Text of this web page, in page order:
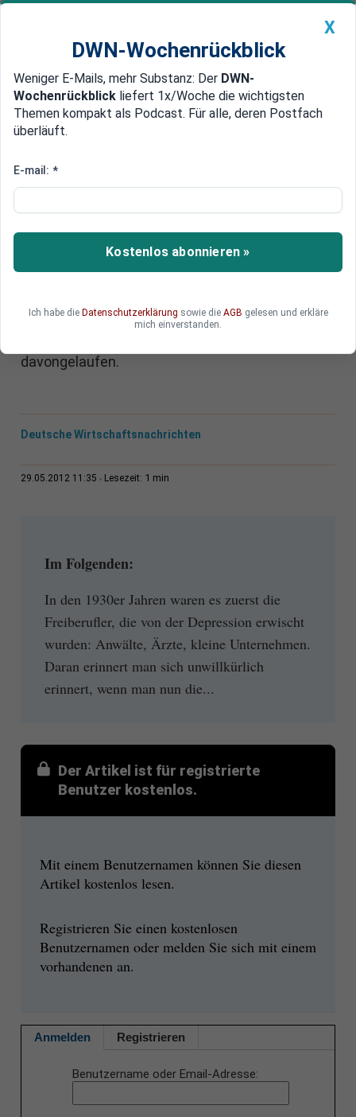
Newsticker MEIN DWN: Geldanlage Premium
Edelmetalle DWN-Magazin China
Branche fürchtet Folgen der Rezession
Dewey & Leboeuf: Größte Pleite
einer Anwaltskanzlei in der US-
Geschichte
Auch Anwaltskanzleien können Opfer ihrer
Leboeuf am Montag Gläubigerschutz
angemeldet. Der Kanzlei waren zuletzt in einem
davongelaufen.
Deutsche Wirtschaftsnachrichten
29.05.2012 11:35 Lesezeit: 1 min
Im Folgenden:
In den 1930er Jahren waren es zuerst die
Freiberufler, die von der Depression erwischt
wurden: Anwälte, Ärzte, kleine Unternehmen.
Daran erinnert man sich unwillkürlich
erinnert, wenn man nun die...
Der Artikel ist für registrierte
Benutzer kostenlos.
Mit einem Benutzernamen können Sie diesen
Artikel kostenlos lesen.
Registrieren Sie einen kostenlosen
Benutzernamen oder melden Sie sich mit einem
vorhandenen an.
Anmelden Registrieren
Benutzername oder Email-Adresse
X
DWN-Wochenrückblick
Weniger E-Mails, mehr Substanz: Der DWN-
Wochenrückblick liefert 1x/Woche die wichtigsten
Themen kompakt als Podcast. Für alle, deren Postfach
überläuft.
E-mail: *
Kostenlos abonnieren »
Ich habe die Datenschutzerklärung sowie die AGB gelesen und erkläre
mich einverstanden.